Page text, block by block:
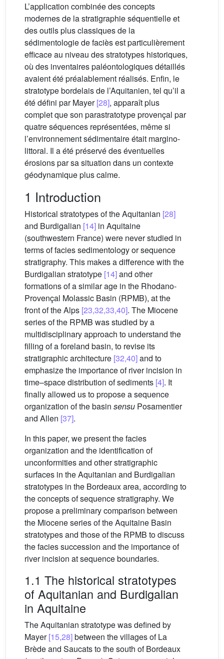
L’application combinée des concepts
modernes de la stratigraphie séquentielle et
des outils plus classiques de la
sédimentologie de faciès est particulièrement
efficace au niveau des stratotypes historiques,
où des inventaires paléontologiques détaillés
avaient été préalablement réalisés. Enfin, le
stratotype bordelais de l’Aquitanien, tel qu’il a
été défini par Mayer[28], apparaît plus
complet que son parastratotype provençal par
quatre séquences représentées, même si
l’environnement sédimentaire était margino-
littoral. Il a été préservé des éventuelles
érosions par sa situation dans un contexte
géodynamique plus calme.
1 Introduction
Historical stratotypes of the Aquitanian [28]
and Burdigalian [14] in Aquitaine
(southwestern France) were never studied in
terms of facies sedimentology or sequence
stratigraphy. This makes a difference with the
Burdigalian stratotype [14]and other
formations of a similar age in the Rhodano-
Provençal Molassic Basin (RPMB), at the
front of the Alps [23,32,33,40]. The Miocene
series of the RPMB was studied by a
multidisciplinary approach to understand the
filling of a foreland basin, to revise its
stratigraphic architecture [32,40]and to
emphasize the importance of river incision in
time–space distribution of sediments [4]. It
finally allowed us to propose a sequence
organization of the basin sensu Posamentier
and Allen [37].
In this paper, we present the facies
organization and the identification of
unconformities and other stratigraphic
surfaces in the Aquitanian and Burdigalian
stratotypes in the Bordeaux area, according to
the concepts of sequence stratigraphy. We
propose a preliminary comparison between
the Miocene series of the Aquitaine Basin
stratotypes and those of the RPMB to discuss
the facies succession and the importance of
river incision at sequence boundaries.
1.1 The historical stratotypes
of Aquitanian and Burdigalian
in Aquitaine
The Aquitanian stratotype was defined by
Mayer[15,28]between the villages of La
Brède and Saucats to the south of Bordeaux